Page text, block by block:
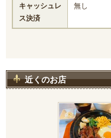
キャッシュレ
ス決済
無し
近くのお店